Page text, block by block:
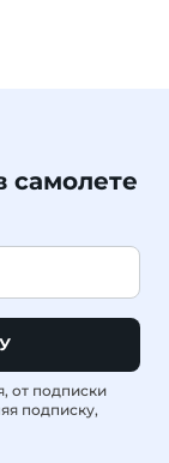
самолете
от подписки
подписку,